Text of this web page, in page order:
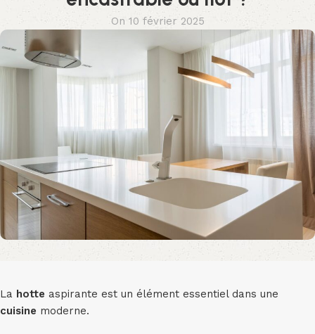
On 10 février 2025
La hotte aspirante est un élément essentiel dans une
cuisine moderne.